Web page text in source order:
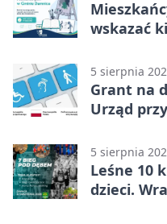
wskazać
5 sierpnia
Grant na
Urząd
5 sierpnia
Leśne 10
dzieci.